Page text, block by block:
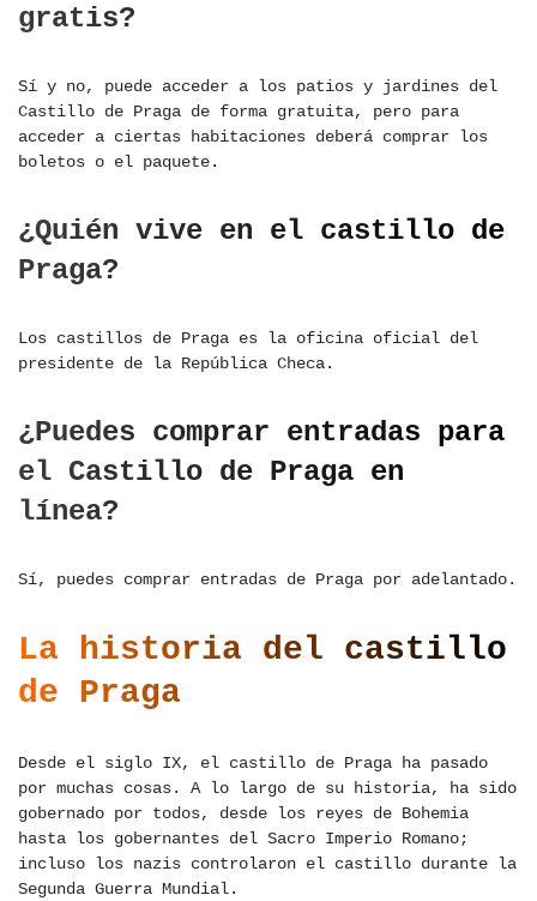
gratis?
Sí y no, puede acceder a los patios y jardines del
Castillo de Praga de forma gratuita, pero para
acceder a ciertas habitaciones deberá comprar los
boletos o el paquete.
¿Quién vive en el castillo de
Praga?
Los castillos de Praga es la oficina oficial del
presidente de la República Checa.
¿Puedes comprar entradas para
el Castillo de Praga en
línea?
Sí, puedes comprar entradas de Praga por adelantado.
La historia del castillo
de Praga
Desde el siglo IX, el castillo de Praga ha pasado
por muchas cosas. A lo largo de su historia, ha sido
gobernado por todos, desde los reyes de Bohemia
hasta los gobernantes del Sacro Imperio Romano;
incluso los nazis controlaron el castillo durante la
Segunda Guerra Mundial.